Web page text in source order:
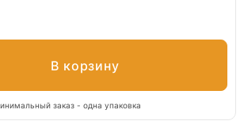
заказ - одна упаковка